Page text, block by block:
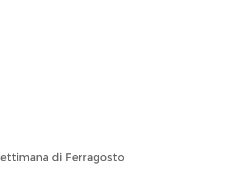
di Ferragosto